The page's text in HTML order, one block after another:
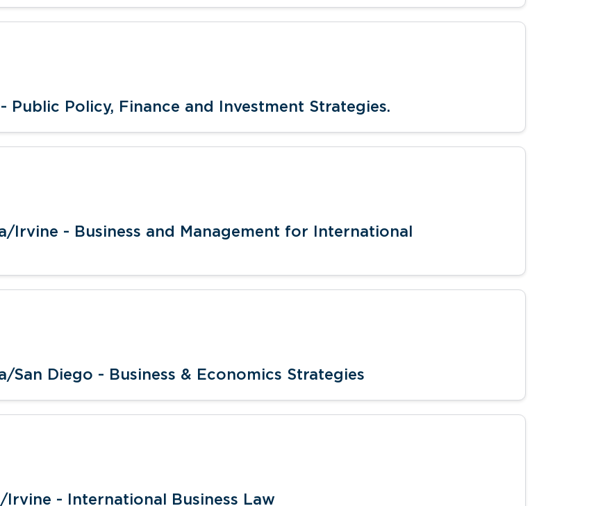
Public Policy, Finance and Investment Strategies.
Irvine - Business and Management for International
Diego - Business & Economics Strategies
- International Business Law